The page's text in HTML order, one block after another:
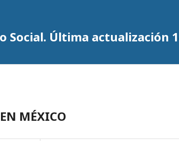
Última actualización
MÉXICO